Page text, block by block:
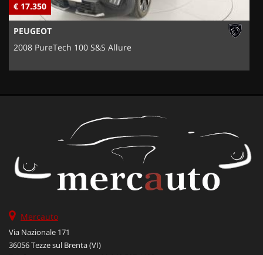
€ 17.350
PEUGEOT
2008 PureTech 100 S&S Allure
Mercauto
Via Nazionale 171
36056 Tezze sul Brenta (VI)